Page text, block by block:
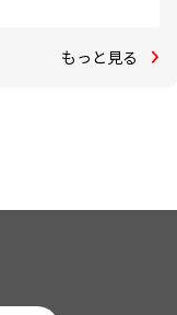
もっと見る